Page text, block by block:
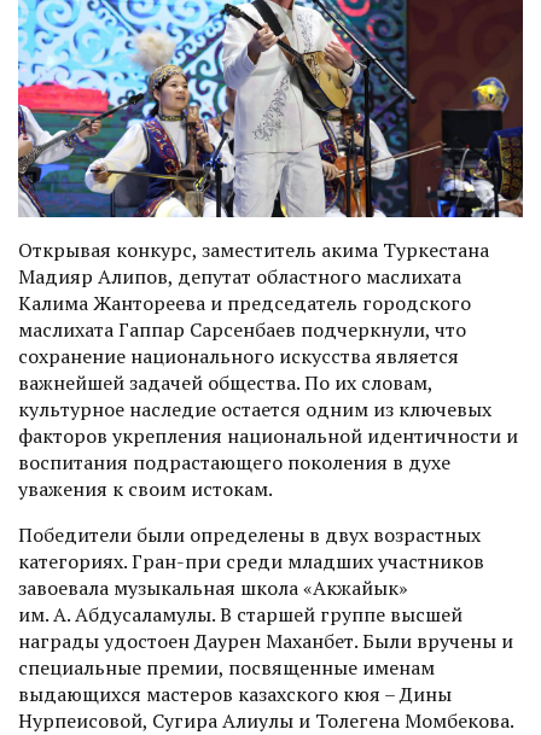
Открывая конкурс, заместитель акима Туркестана
Мадияр Алипов, депутат областного маслихата
Калима Жантореева и председатель городского
маслихата Гаппар Сарсенбаев подчеркнули, что
сохранение национального искусства является
важнейшей задачей общества. По их словам,
культурное наследие остается одним из ключевых
факторов укрепления национальной идентичности и
воспитания подрастающего поколения в духе
уважения к своим истокам.
Победители были определены в двух возрастных
категориях. Гран-при среди младших участников
завоевала музыкальная школа «Акжайык»
им. А. Абдусаламулы. В старшей группе высшей
награды удостоен Даурен Маханбет. Были вручены и
специальные премии, посвященные именам
выдающихся мастеров казахского кюя – Дины
Нурпеисовой, Сугира Алиулы и Толегена Момбекова.